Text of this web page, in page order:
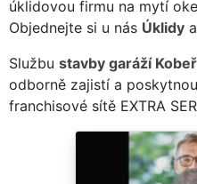
úklidovou firmu na mytí
Objednejte si u nás Úklidy a
Službu stavby garáží
odborně zajistí a
franchisové sítě EXTRA